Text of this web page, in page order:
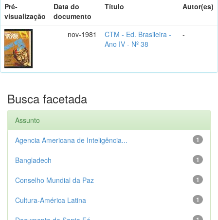
Pré-
visualização
Data do
documento
Título Autor(es)
nov-1981
CTM - Ed. Brasileira -
Ano IV - Nº 38
-
Busca facetada
Assunto
1
Agencia Americana de Inteligência...
1
Bangladech
1
Conselho Mundial da Paz
1
Cultura-América Latina